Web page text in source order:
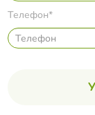
Телефон*